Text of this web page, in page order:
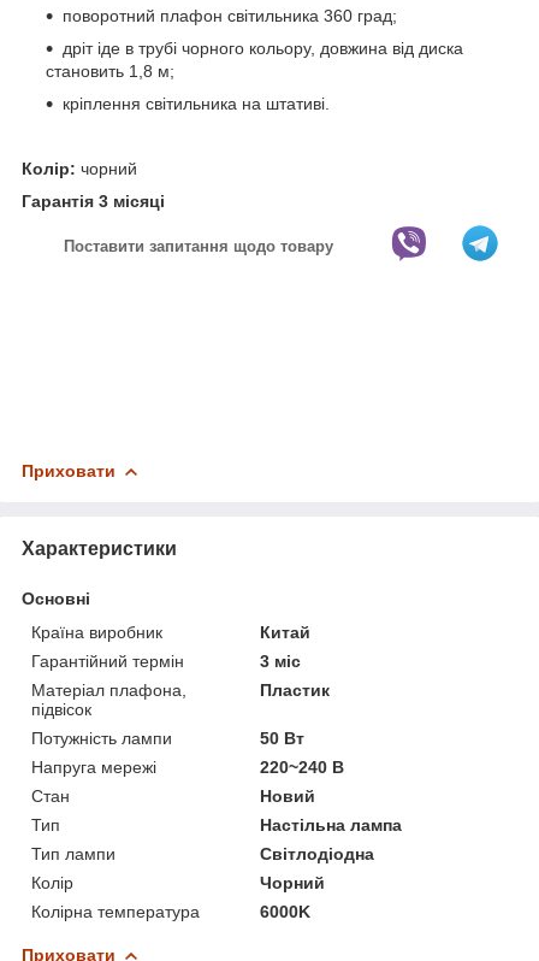
поворотний плафон світильника 360 град;
дріт іде в трубі чорного кольору, довжина від диска
становить 1,8 м;
кріплення світильника на штативі.
Колір: чорний
Гарантія 3 місяці
Поставити запитання щодо товару
Приховати
Характеристики
Основні
Країна виробник
Китай
Гарантійний термін
3 міс
Матеріал плафона,
підвісок
Пластик
Потужність лампи
50 Вт
Напруга мережі
220~240 В
Стан
Новий
Тип
Настільна лампа
Тип лампи
Світлодіодна
Колір
Чорний
Колірна температура
6000K
Приховати